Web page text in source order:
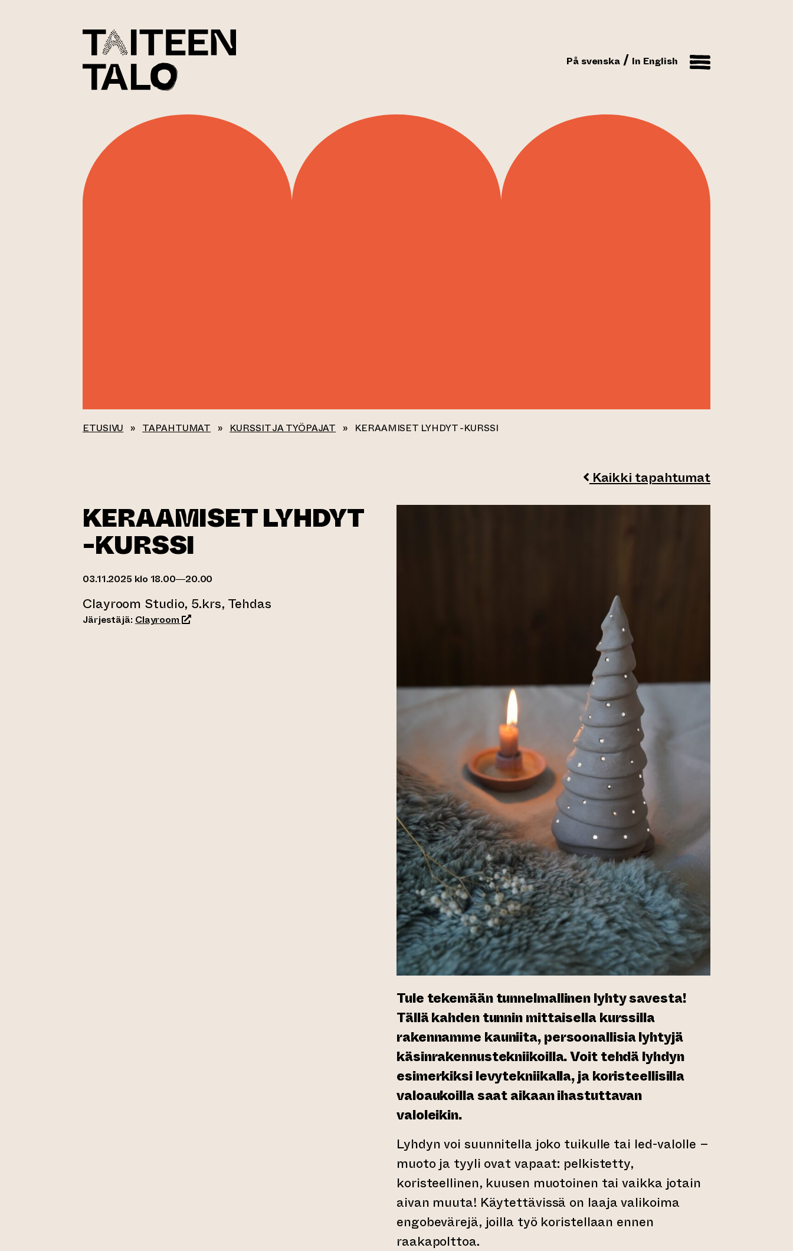
På svenska In English
ETUSIVU » TAPAHTUMAT » KURSSIT JA TYÖPAJAT » KERAAMISET LYHDYT -KURSSI
Kaikki tapahtumat
KERAAMISET LYHDYT
-KURSSI
03.11.2025 klo 18.00—20.00
Clayroom Studio, 5.krs, Tehdas
Järjestäjä: Clayroom (siirtyy toiseen verkkopalveluun)
Tule tekemään tunnelmallinen lyhty savesta!
Tällä kahden tunnin mittaisella kurssilla
rakennamme kauniita, persoonallisia lyhtyjä
käsinrakennustekniikoilla. Voit tehdä lyhdyn
esimerkiksi levytekniikalla, ja koristeellisilla
valoaukoilla saat aikaan ihastuttavan
valoleikin.
Lyhdyn voi suunnitella joko tuikulle tai led-valolle –
muoto ja tyyli ovat vapaat: pelkistetty,
koristeellinen, kuusen muotoinen tai vaikka jotain
aivan muuta! Käytettävissä on laaja valikoima
engobevärejä, joilla työ koristellaan ennen
raakapolttoa.